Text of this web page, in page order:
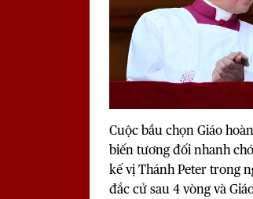
Cuộc bầu chọn Giáo
biến tương đối nhanh
kế vị Thánh Peter trong
đắc cử sau 4 vòng và